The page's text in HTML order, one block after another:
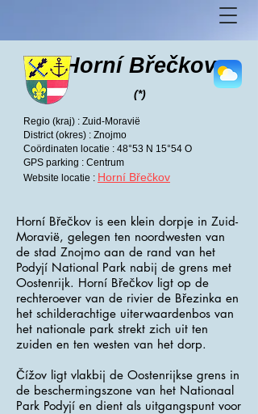
Horní Břečkov
(*)
Regio (kraj) : Zuid-Moravië
District (okres) : Znojmo
Coördinaten locatie : 48°53 N 15°54 O
GPS parking : Centrum
Website locatie : Horní Břečkov
Horní Břečkov is een klein dorpje in Zuid-
Moravië, gelegen ten noordwesten van
de stad Znojmo aan de rand van het
Podyjí National Park nabij de grens met
Oostenrijk. Horní Břečkov ligt op de
rechteroever van de rivier de Březinka en
het schilderachtige uiterwaardenbos van
het nationale park strekt zich uit ten
zuiden en ten westen van het dorp.
Čížov ligt vlakbij de Oostenrijkse grens in
de beschermingszone van het Nationaal
Park Podyjí en dient als uitgangspunt voor